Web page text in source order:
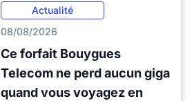
Actualité
08/08/2026
Ce forfait Bouygues
Telecom ne perd aucun giga
quand vous voyagez en